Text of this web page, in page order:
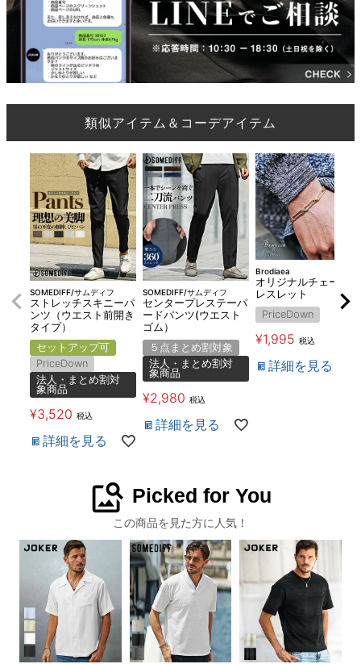
類似アイテム＆コーデアイテム
SOMEDIFF/サムディフ
ストレッチスキニーパ
ンツ（ウエスト前開き
タイプ）
セットアップ可
PriceDown
法人・まとめ割対
象商品
¥3,520 税込
詳細を見る
SOMEDIFF/サムディフ
センタープレステーパ
ードパンツ(ウエスト
ゴム）
５点まとめ割対象
法人・まとめ割対
象商品
¥2,980 税込
詳細を見る
Brodiaea
オリジナルチェーンブ
レスレット
PriceDown
¥1,995 税込
詳細を見る
image_search Picked for You
この商品を見た方に人気！